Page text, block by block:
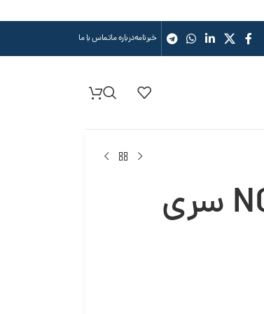
خبرنامهدرباره ماتماس با ما
پمپ سانتریفیوژ تک پروانه NC سری